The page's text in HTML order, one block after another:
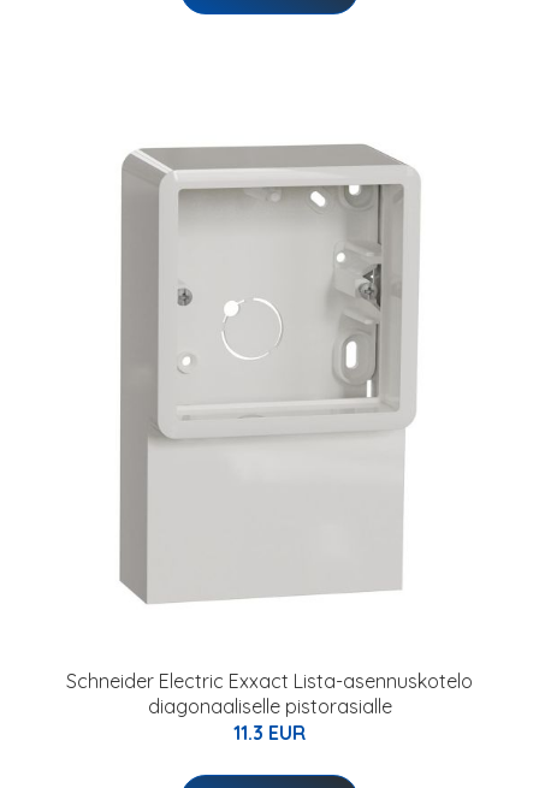
Schneider Electric Exxact Lista-asennuskotelo
diagonaaliselle pistorasialle
11.3 EUR